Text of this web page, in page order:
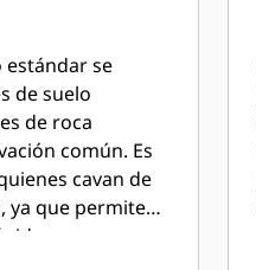
estándar se
de suelo
de roca
común. Es
cavan de
ya que permite